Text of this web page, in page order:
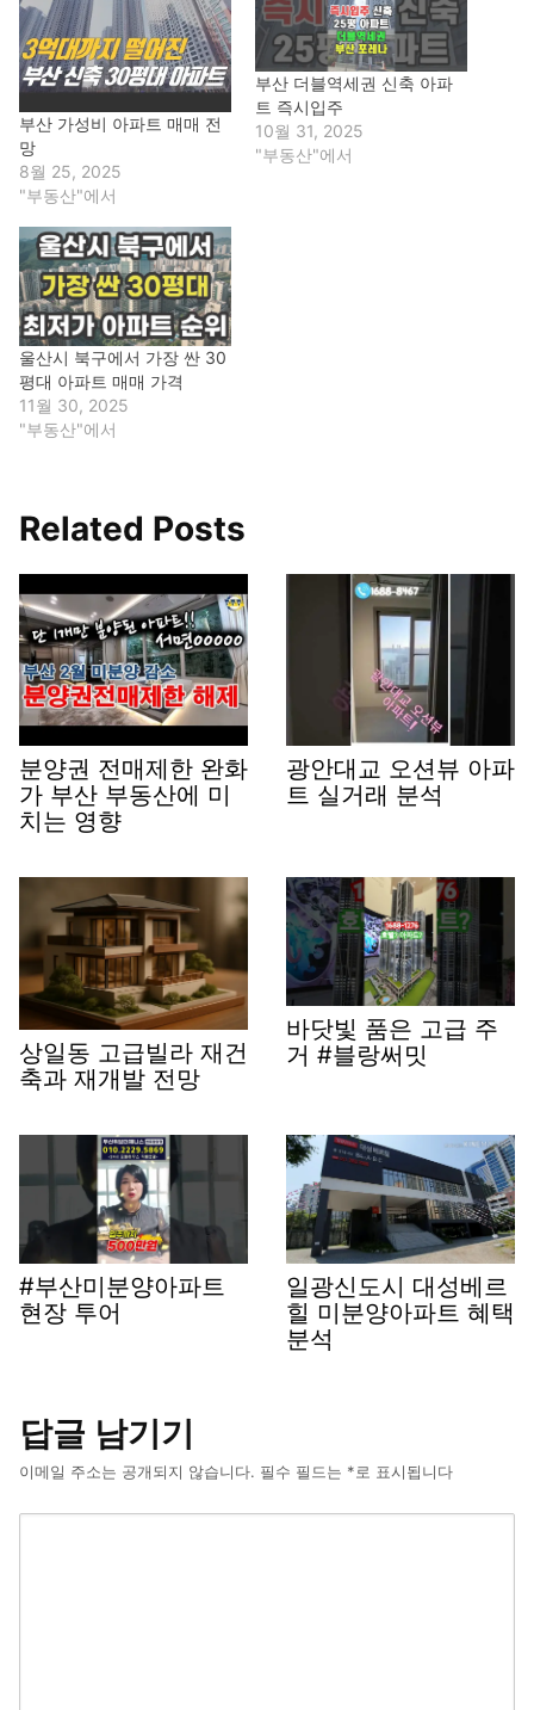
부산 가성비 아파트 매매 전
망
8월 25, 2025
"부동산"에서
부산 더블역세권 신축 아파
트 즉시입주
10월 31, 2025
"부동산"에서
울산시 북구에서 가장 싼 30
평대 아파트 매매 가격
11월 30, 2025
"부동산"에서
Related Posts
분양권 전매제한 완화
가 부산 부동산에 미
치는 영향
광안대교 오션뷰 아파
트 실거래 분석
상일동 고급빌라 재건
축과 재개발 전망
바닷빛 품은 고급 주
거 #블랑써밋
#부산미분양아파트
현장 투어
일광신도시 대성베르
힐 미분양아파트 혜택
분석
답글 남기기
이메일 주소는 공개되지 않습니다. 필수 필드는 *로 표시됩니다